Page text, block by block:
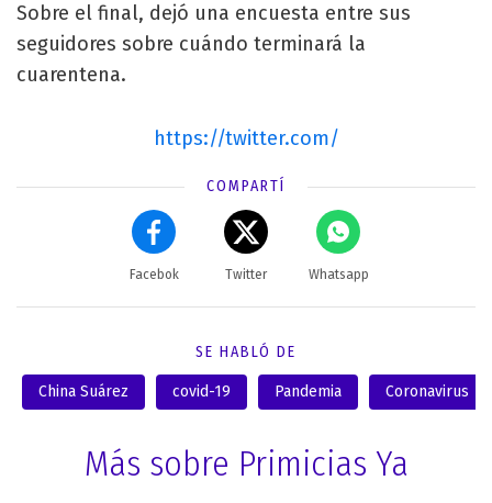
Sobre el final, dejó una encuesta entre sus
seguidores sobre cuándo terminará la
cuarentena.
https://twitter.com/
COMPARTÍ
Facebok Twitter Whatsapp
SE HABLÓ DE
China Suárez covid-19 Pandemia Coronavirus
Más sobre Primicias Ya